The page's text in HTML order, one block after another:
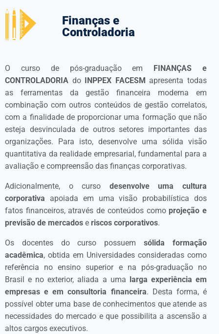
Finanças e
Controladoria
O curso de pós-graduação em
FINANÇAS e
CONTROLADORIA do INPPEX FACESM apresenta todas
as ferramentas da gestão financeira moderna em
combinação com outros conteúdos de gestão correlatos,
com a finalidade de proporcionar uma formação que não
esteja desvinculada de outros setores importantes das
organizações. Para isto, desenvolve uma sólida visão
quantitativa da realidade empresarial, fundamental para a
avaliação e compreensão das finanças corporativas.
Adicionalmente, o curso desenvolve uma cultura
corporativa apoiada em uma visão probabilística dos
fatos financeiros, através de conteúdos como projeção e
previsão de mercados e riscos corporativos.
Os docentes do curso possuemsólida formação
acadêmica, obtida em Universidades consideradas como
referência no ensino superior e na pós-graduação no
Brasil e no exterior, aliada a uma
larga experiência em
empresas e em consultoria financeira. Desta forma, é
possível obter uma base de conhecimentos que atende as
necessidades do mercado e que possibilita a ascensão a
altos cargos executivos.